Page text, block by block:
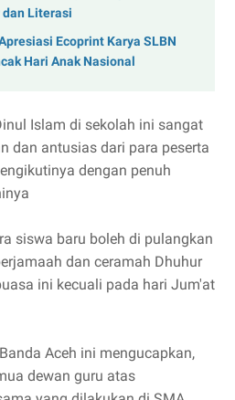
Literasi
Ecoprint Karya SLBN
Hari Anak Nasional
Islam di sekolah ini sangat
dan antusias dari para peserta
dengan penuh
siswa baru boleh di pulangkan
dan ceramah Dhuhur
ini kecuali pada hari Jum'at
Aceh ini mengucapkan,
dewan guru atas